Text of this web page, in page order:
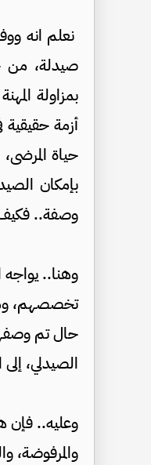
نعلم انه
صيدلة، من
بمزاولة
أزمة
حياة
بإمكان
وصفة..
وهنا..
تخصصهم،
حال تم
الصيدلي،
وعليه.. فإن